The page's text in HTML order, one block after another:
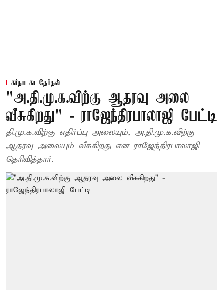
கர்நாடகா தேர்தல்
"அ.தி.மு.க.விற்கு ஆதரவு அலை
வீசுகிறது" - ராஜேந்திரபாலாஜி பேட்டி
தி.மு.க.விற்கு எதிர்ப்பு அலையும், அ.தி.மு.க.விற்கு
ஆதரவு அலையும் வீசுகிறது என ராஜேந்திரபாலாஜி
தெரிவித்தார்.